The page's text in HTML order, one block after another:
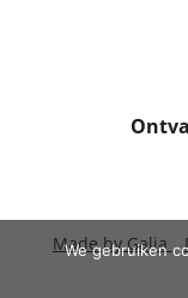
Made by Galia
We gebruiken